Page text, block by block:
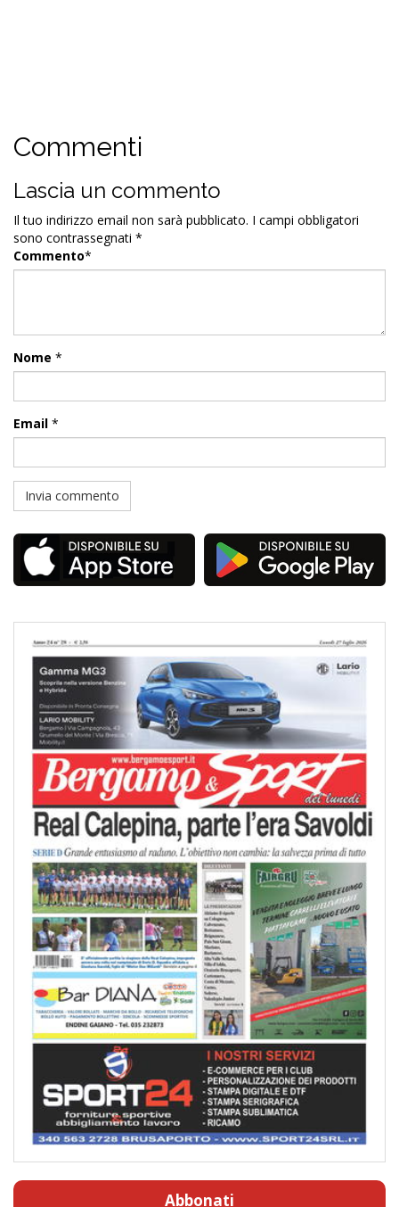
Commenti
Lascia un commento
Il tuo indirizzo email non sarà pubblicato. I campi obbligatori
sono contrassegnati *
Commento*
Nome *
Email *
Abbonati